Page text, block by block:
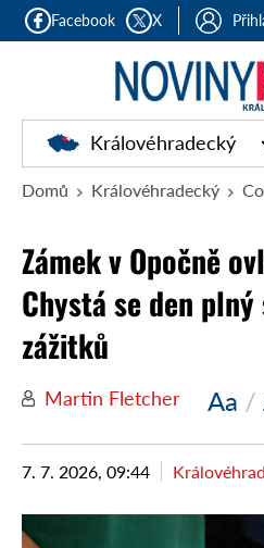
Facebook X
Královéhradecký
Domů Královéhradecký
Zámek v Opočně
Chystá se den
zážitků
Martin Fletcher Aa /
7. 7. 2026, 09:44